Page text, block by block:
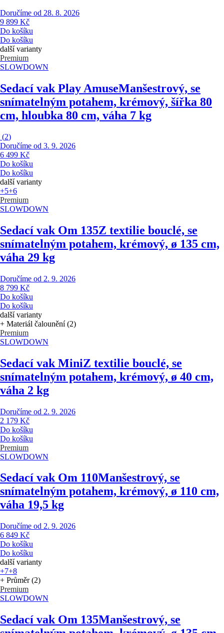
Doručíme od 28. 8. 2026
9 899 Kč
Do košíku
Do košíku
další varianty
Premium
SLOWDOWN
Sedací vak Play AmuseManšestrový, se
snímatelným potahem, krémový, šířka 80
cm, hloubka 80 cm, váha 7 kg
(2)
Doručíme od 3. 9. 2026
6 499 Kč
Do košíku
Do košíku
další varianty
+5+6
Premium
SLOWDOWN
Sedací vak Om 135Z textilie bouclé, se
snímatelným potahem, krémový, ø 135 cm,
váha 29 kg
Doručíme od 2. 9. 2026
8 799 Kč
Do košíku
Do košíku
další varianty
+ Materiál čalounění (2)
Premium
SLOWDOWN
Sedací vak MiniZ textilie bouclé, se
snímatelným potahem, krémový, ø 40 cm,
váha 2 kg
Doručíme od 2. 9. 2026
2 179 Kč
Do košíku
Do košíku
Premium
SLOWDOWN
Sedací vak Om 110Manšestrový, se
snímatelným potahem, krémový, ø 110 cm,
váha 19,5 kg
Doručíme od 2. 9. 2026
6 849 Kč
Do košíku
Do košíku
další varianty
+7+8
+ Průměr (2)
Premium
SLOWDOWN
Sedací vak Om 135Manšestrový, se